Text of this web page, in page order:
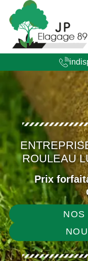
ROULEAU
Prix
NOS